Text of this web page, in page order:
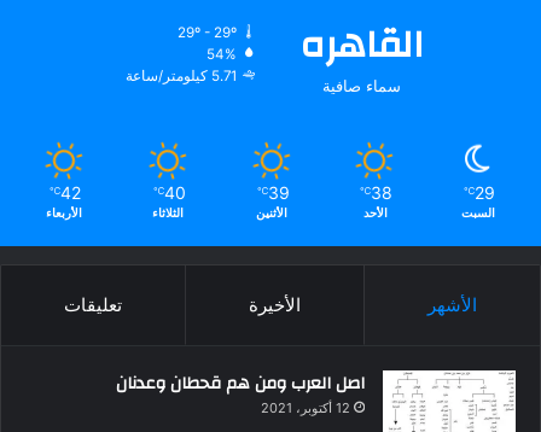
القاهره
سماء صافية
29º - 29º
54%
5.71 كيلومتر/ساعة
29
℃
السبت
38
℃
الأحد
39
℃
الأثنين
40
℃
الثلاثاء
42
℃
الأربعاء
الأشهر الأخيرة تعليقات
اصل العرب ومن هم قحطان وعدنان
12 أكتوبر، 2021